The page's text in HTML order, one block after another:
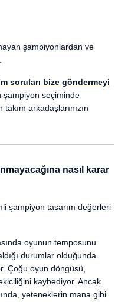
şampiyonlardan ve
soruları bize göndermeyi
şampiyon seçiminde
arkadaşlarınızın
nasıl karar
şampiyon tasarım değerleri
oyunun temposunu
durumlar olduğunda
Çoğu oyun döngüsü,
kaybediyor. Ancak
yeteneklerin mana gibi